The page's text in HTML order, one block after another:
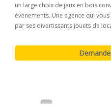
un large choix de jeux en bois
événements. Une agence qui
par ses divertissants jouets de